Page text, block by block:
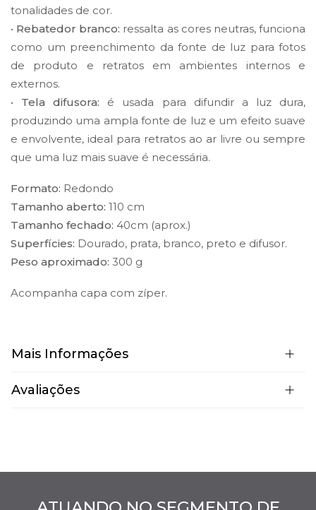
tonalidades de cor.
• Rebatedor branco: ressalta as cores neutras, funciona
como um preenchimento da fonte de luz para fotos
de produto e retratos em ambientes internos e
externos.
• Tela difusora: é usada para difundir a luz dura,
produzindo uma ampla fonte de luz e um efeito suave
e envolvente, ideal para retratos ao ar livre ou sempre
que uma luz mais suave é necessária.
Formato: Redondo
Tamanho aberto: 110 cm
Tamanho fechado: 40cm (aprox.)
Superfícies: Dourado, prata, branco, preto e difusor.
Peso aproximado: 300 g
Acompanha capa com zíper.
Mais Informações
Avaliações